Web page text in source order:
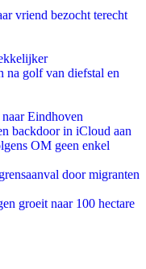
vriend bezocht terecht
na golf van diefstal en
Eindhoven
backdoor in iCloud aan
OM geen enkel
door migranten
groeit naar 100 hectare